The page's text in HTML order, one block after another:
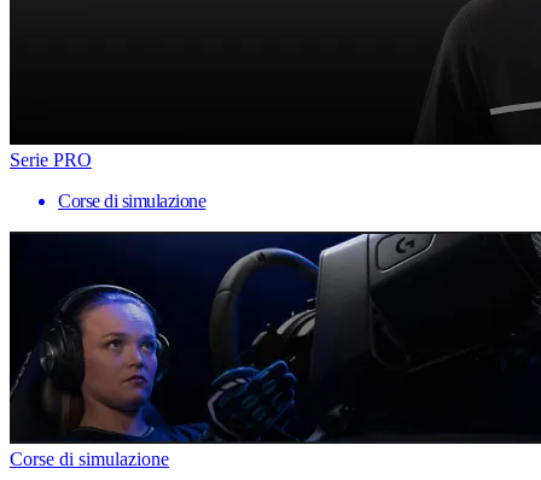
Serie PRO
Corse di simulazione
Corse di simulazione